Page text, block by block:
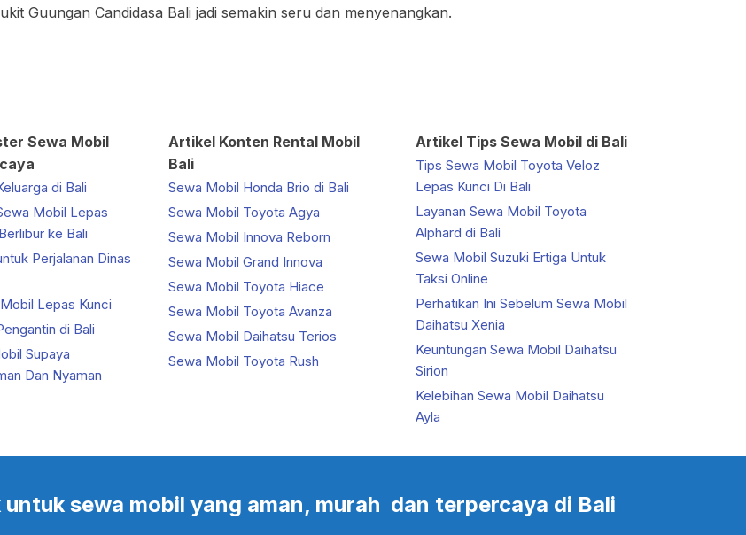
Guungan Candidasa Bali jadi semakin seru dan menyenangkan.
Sewa Mobil
di Bali
Mobil Lepas
ke Bali
Perjalanan Dinas
Lepas Kunci
di Bali
Supaya
Dan Nyaman
Artikel Konten Rental Mobil
Bali
Sewa Mobil Honda Brio di Bali
Sewa Mobil Toyota Agya
Sewa Mobil Innova Reborn
Sewa Mobil Grand Innova
Sewa Mobil Toyota Hiace
Sewa Mobil Toyota Avanza
Sewa Mobil Daihatsu Terios
Sewa Mobil Toyota Rush
Artikel Tips Sewa Mobil di Bali
Tips Sewa Mobil Toyota Veloz
Lepas Kunci Di Bali
Layanan Sewa Mobil Toyota
Alphard di Bali
Sewa Mobil Suzuki Ertiga Untuk
Taksi Online
Perhatikan Ini Sebelum Sewa Mobil
Daihatsu Xenia
Keuntungan Sewa Mobil Daihatsu
Sirion
Kelebihan Sewa Mobil Daihatsu
Ayla
sewa mobil yang aman, murah dan terpercaya di Bali